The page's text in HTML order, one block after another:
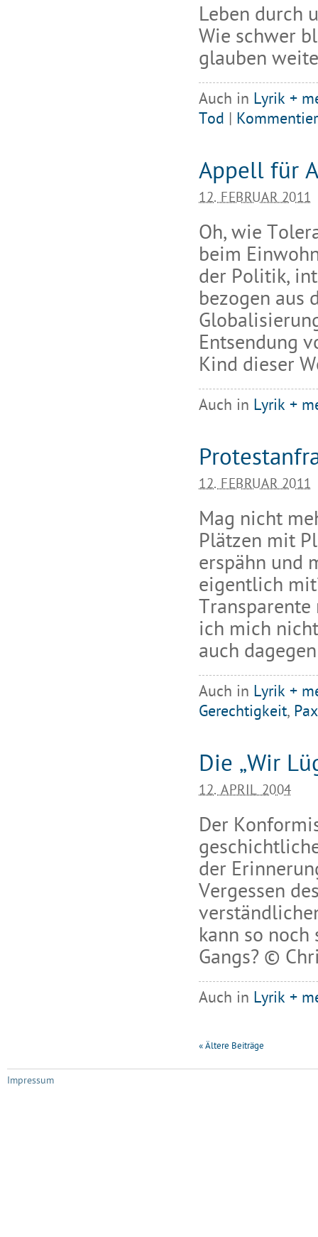
Leben durch
Wie schwer
glauben
Auch in Lyrik +
Tod |
Appell für
12. FEBRUAR 2011
Oh, wie
beim
der Politik,
bezogen aus
Entsendung
Kind dieser
Auch in Lyrik +
12. FEBRUAR 2011
Mag nicht
Plätzen mit
erspähn und
eigentlich
ich mich
auch
Auch in Lyrik +
Gerechtigkeit,
Die „Wir
12. APRIL 2004
Der
der
Vergessen
kann so
Gangs? ©
Auch in Lyrik +
«Ältere Beiträge
Impressum